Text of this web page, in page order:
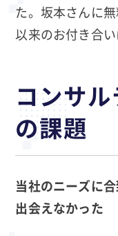
た。坂本さんに
以来のお付き合い
コンサ
の課題
当社のニーズに
出会えなかった